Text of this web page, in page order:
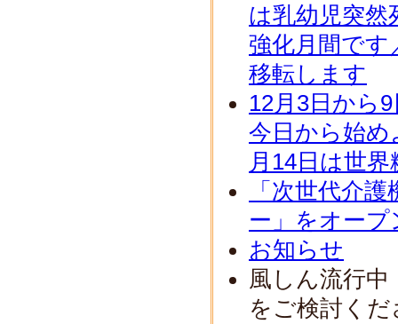
は乳幼児突然
強化月間です
移転します
12月3日から
今日から始め
月14日は世
「次世代介
ー」をオー
お知らせ
風しん流行中
をご検討く